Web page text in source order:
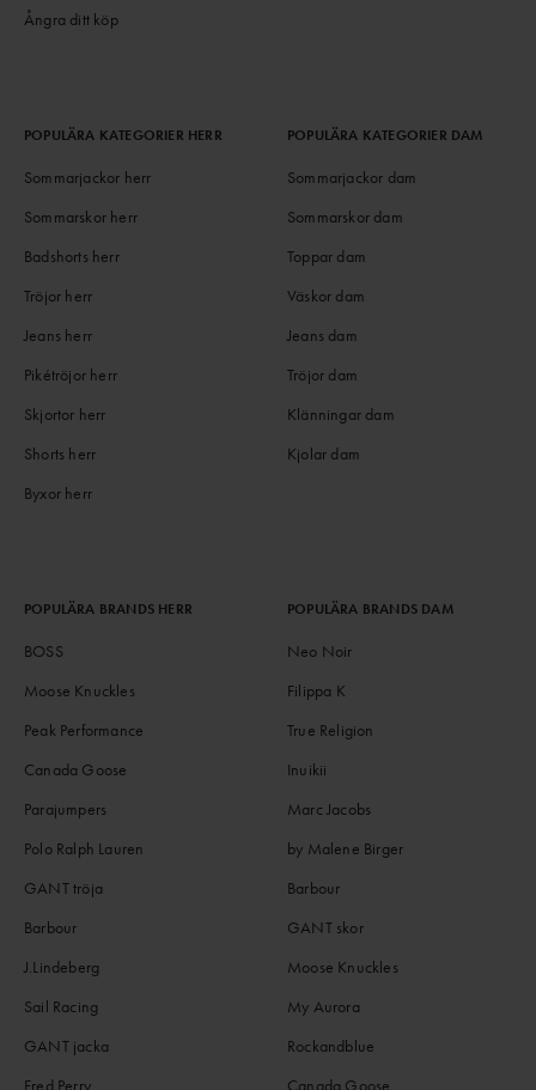
Ångra ditt köp
POPULÄRA KATEGORIER HERR
Sommarjackor herr
Sommarskor herr
Badshorts herr
Tröjor herr
Jeans herr
Pikétröjor herr
Skjortor herr
Shorts herr
Byxor herr
POPULÄRA KATEGORIER DAM
Sommarjackor dam
Sommarskor dam
Toppar dam
Väskor dam
Jeans dam
Tröjor dam
Klänningar dam
Kjolar dam
POPULÄRA BRANDS HERR
BOSS
Moose Knuckles
Peak Performance
Canada Goose
Parajumpers
Polo Ralph Lauren
GANT tröja
Barbour
J.Lindeberg
Sail Racing
GANT jacka
Fred Perry
POPULÄRA BRANDS DAM
Neo Noir
Filippa K
True Religion
Inuikii
Marc Jacobs
by Malene Birger
Barbour
GANT skor
Moose Knuckles
My Aurora
Rockandblue
Canada Goose